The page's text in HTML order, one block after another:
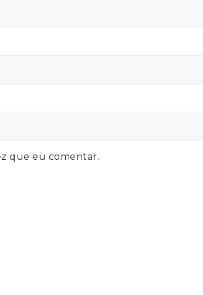
que eu comentar.